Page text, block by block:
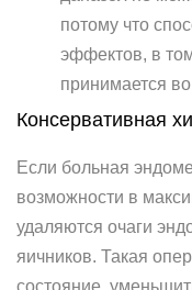
потому что
эффектов, в
принимается
Консервативная
Если больная
возможности в
удаляются очаги
яичников. Такая
состояние,